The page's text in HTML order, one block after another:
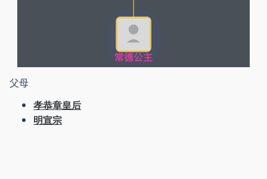
父母
孝恭章皇后
明宣宗